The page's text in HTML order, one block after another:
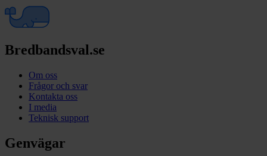
Bredbandsval.se
Om oss
Frågor och svar
Kontakta oss
I media
Teknisk support
Genvägar